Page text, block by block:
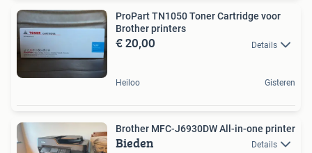
ProPart TN1050 Toner Cartridge voor
Brother printers
€ 20,00 Details
Heiloo Gisteren
Brother MFC-J6930DW All-in-one printer
Bieden Details